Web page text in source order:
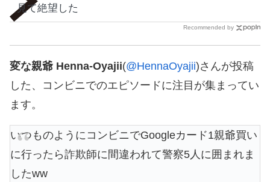
見て絶望した
Recommended by
変な親爺 Henna-Oyajii(@HennaOyajii)さんが投稿
した、コンビニでのエピソードに注目が集まってい
ます。
いつものようにコンビニでGoogleカード1親爺買い
に行ったら詐欺師に間違われて警察5人に囲まれま
したww